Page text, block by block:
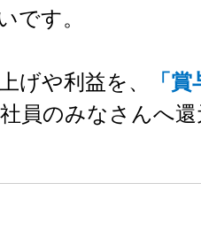
です。
げや利益を、
「
員のみなさんへ